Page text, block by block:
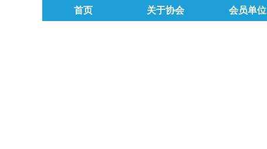
首页 关于协会 会员单位